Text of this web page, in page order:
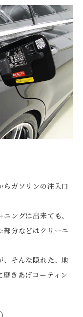
らガソリンの注入口
ングは出来ても、
部分などはクリーニ
、そんな隠れた、地
きあげコーティン